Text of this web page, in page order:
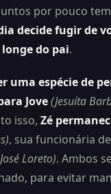
por pouco
decide fugir de
do pai.
uma espécie de
Jove(Jesuíta
isso, Zé
, sua funcionária
Loreto). Ambos
para evitar